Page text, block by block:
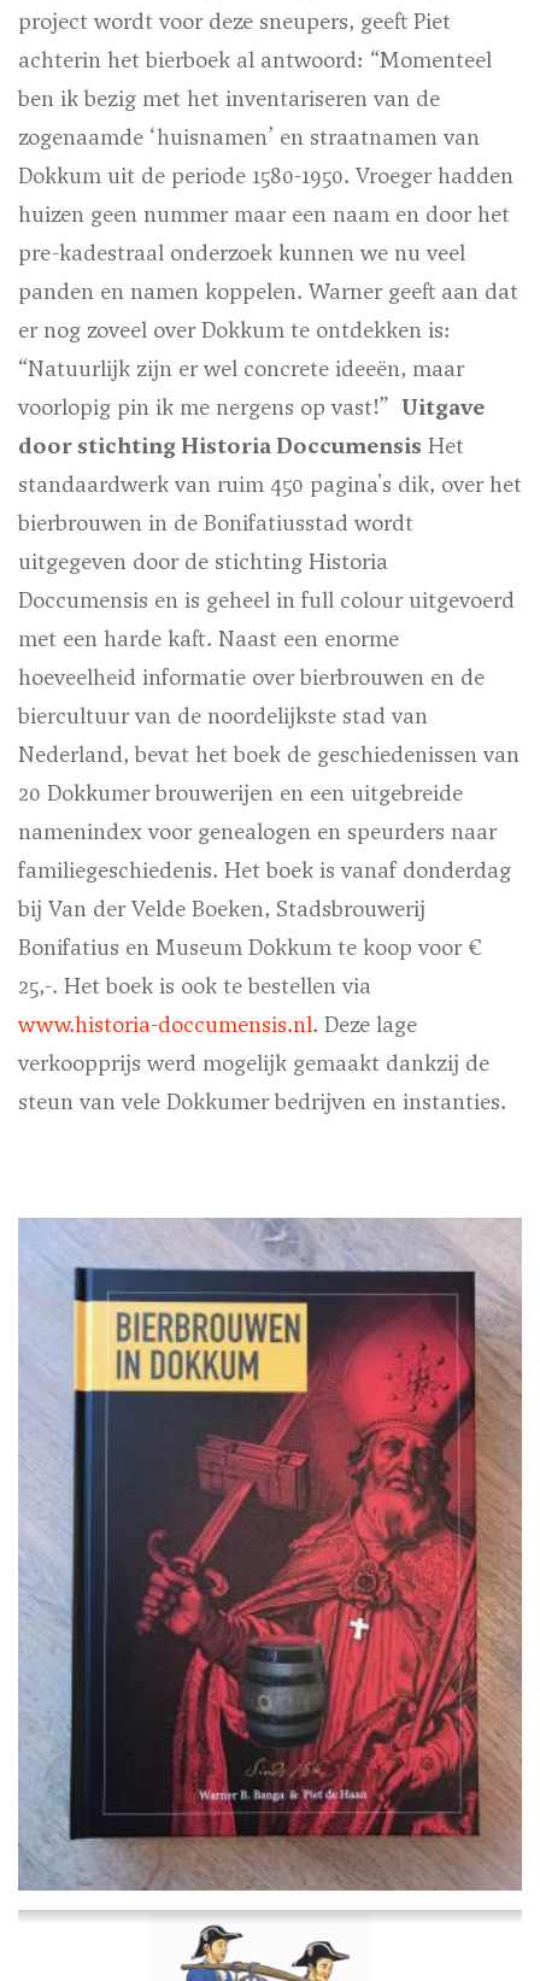
project wordt voor deze sneupers, geeft Piet
achterin het bierboek al antwoord: “Momenteel
ben ik bezig met het inventariseren van de
zogenaamde ‘huisnamen’ en straatnamen van
Dokkum uit de periode 1580-1950. Vroeger hadden
huizen geen nummer maar een naam en door het
pre-kadestraal onderzoek kunnen we nu veel
panden en namen koppelen. Warner geeft aan dat
er nog zoveel over Dokkum te ontdekken is:
“Natuurlijk zijn er wel concrete ideeën, maar
voorlopig pin ik me nergens op vast!” Uitgave
door stichting Historia Doccumensis Het
standaardwerk van ruim 450 pagina's dik, over het
bierbrouwen in de Bonifatiusstad wordt
uitgegeven door de stichting Historia
Doccumensis en is geheel in full colour uitgevoerd
met een harde kaft. Naast een enorme
hoeveelheid informatie over bierbrouwen en de
biercultuur van de noordelijkste stad van
Nederland, bevat het boek de geschiedenissen van
20 Dokkumer brouwerijen en een uitgebreide
namenindex voor genealogen en speurders naar
familiegeschiedenis. Het boek is vanaf donderdag
bij Van der Velde Boeken, Stadsbrouwerij
Bonifatius en Museum Dokkum te koop voor €
25,-. Het boek is ook te bestellen via
www.historia-doccumensis.nl. Deze lage
verkoopprijs werd mogelijk gemaakt dankzij de
steun van vele Dokkumer bedrijven en instanties.